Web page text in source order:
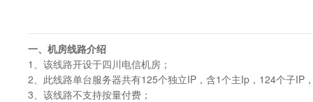
一、机房线路介绍
1、该线路开设于四川电信机房；
2、此线路单台服务器共有125个独立IP，含1个主Ip，124个子IP
3、该线路不支持按量付费；